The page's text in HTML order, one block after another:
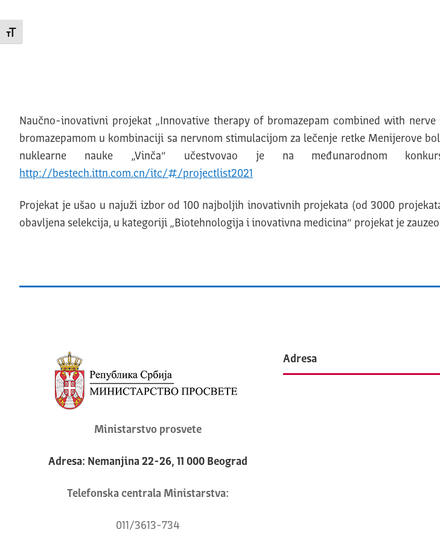
Promeni veličinu slova
Naučno-inovativni projekat „Innovative therapy of bromazepam combined with
bromazepamom u kombinaciji sa nervnom stimulacijom za lečenje retke Menijerove
nuklearne nauke „Vinča“ učestvovao je na međunarodnom
http://bestech.ittn.com.cn/itc/#/projectlist2021
Projekat je ušao u najuži izbor od 100 najboljih inovativnih projekata (od 3000
obavljena selekcija, u kategoriji „Biotehnologija i inovativna medicina“ projekat je zauzeo
Ministarstvo prosvete
Adresa: Nemanjina 22-26, 11 000 Beograd
Telefonska centrala Ministarstva:
011/3613-734
Adresa